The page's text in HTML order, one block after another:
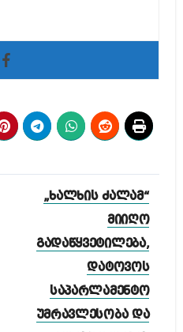
„ხალხის ძალამ“
მიიღო
გადაწყვეტილება,
დატოვოს
საპარლამენტო
უმრავლესობა და